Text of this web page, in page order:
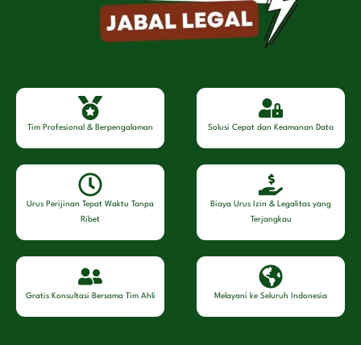
Tim Profesional & Berpengalaman Solusi Cepat dan Keamanan Data
Urus Perijinan Tepat Waktu Tanpa
Ribet
Biaya Urus Izin & Legalitas yang
Terjangkau
Gratis Konsultasi Bersama Tim Ahli Melayani ke Seluruh Indonesia